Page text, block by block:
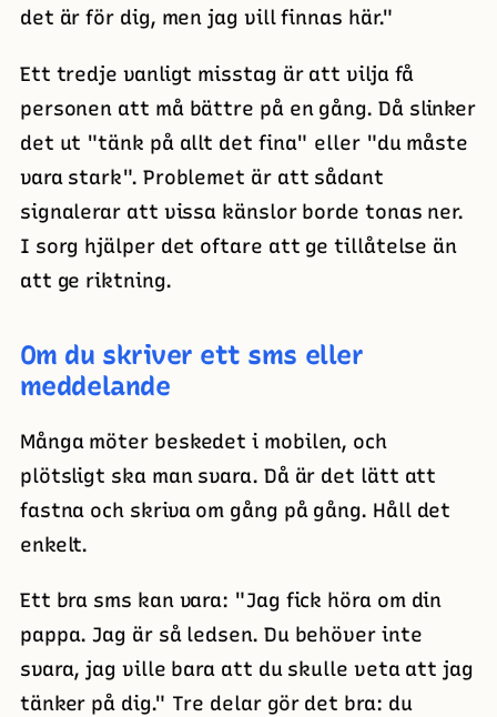
det är för dig, men jag vill finnas här."
Ett tredje vanligt misstag är att vilja få
personen att må bättre på en gång. Då slinker
det ut "tänk på allt det fina" eller "du måste
vara stark". Problemet är att sådant
signalerar att vissa känslor borde tonas ner.
I sorg hjälper det oftare att ge tillåtelse än
att ge riktning.
Om du skriver ett sms eller
meddelande
Många möter beskedet i mobilen, och
plötsligt ska man svara. Då är det lätt att
fastna och skriva om gång på gång. Håll det
enkelt.
Ett bra sms kan vara: "Jag fick höra om din
pappa. Jag är så ledsen. Du behöver inte
svara, jag ville bara att du skulle veta att jag
tänker på dig." Tre delar gör det bra: du